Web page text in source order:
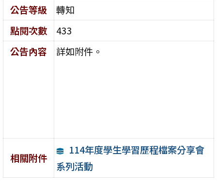
公告等級
轉知
點閱次數
433
公告內容
詳如附件。
相關附件
114年度學生學習歷程檔案分享會
系列活動